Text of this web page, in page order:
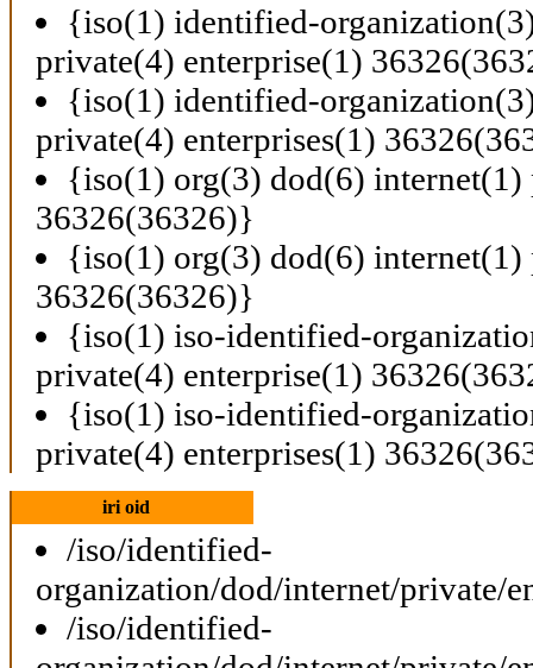
{iso(1) identified-
private(4) enterprise(1)
{iso(1) identified-
private(4) enterprises(1)
{iso(1) org(3) dod(6) internet(1)
36326(36326)}
{iso(1) org(3) dod(6) internet(1)
36326(36326)}
{iso(1) iso-identified-
private(4) enterprise(1)
{iso(1) iso-identified-
private(4) enterprises(1)
iri oid
/iso/identified-
organization/dod/internet/private/
/iso/identified-